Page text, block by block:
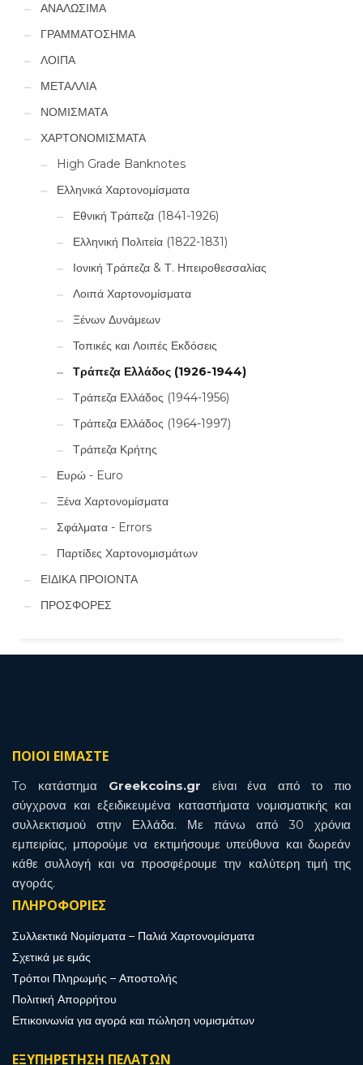
ΑΝΑΛΩΣΙΜΑ
ΓΡΑΜΜΑΤΟΣΗΜΑ
ΛΟΙΠΑ
ΜΕΤΑΛΛΙΑ
ΝΟΜΙΣΜΑΤΑ
ΧΑΡΤΟΝΟΜΙΣΜΑΤΑ
High Grade Banknotes
Ελληνικά Χαρτονομίσματα
Εθνική Τράπεζα (1841-1926)
Ελληνική Πολιτεία (1822-1831)
Ιονική Τράπεζα & Τ. Ηπειροθεσσαλίας
Λοιπά Χαρτονομίσματα
Ξένων Δυνάμεων
Τοπικές και Λοιπές Εκδόσεις
Τράπεζα Ελλάδος (1926-1944)
Τράπεζα Ελλάδος (1944-1956)
Τράπεζα Ελλάδος (1964-1997)
Τράπεζα Κρήτης
Ευρώ - Euro
Ξένα Χαρτονομίσματα
Σφάλματα - Errors
Παρτίδες Χαρτονομισμάτων
ΕΙΔΙΚΑ ΠΡΟΙΟΝΤΑ
ΠΡΟΣΦΟΡΕΣ
ΠΟΙΟΙ ΕΙΜΑΣΤΕ
To κατάστημα Greekcoins.gr είναι ένα από το πιο
σύγχρονα και εξειδικευμένα καταστήματα νομισματικής και
συλλεκτισμού στην Ελλάδα. Με πάνω από 30 χρόνια
εμπειρίας, μπορούμε να εκτιμήσουμε υπεύθυνα και δωρεάν
κάθε συλλογή και να προσφέρουμε την καλύτερη τιμή της
αγοράς.
ΠΛΗΡΟΦΟΡΙΕΣ
Συλλεκτικά Νομίσματα – Παλιά Χαρτονομίσματα
Σχετικά με εμάς
Τρόποι Πληρωμής – Αποστολής
Πολιτική Απορρήτου
Επικοινωνία για αγορά και πώληση νομισμάτων
ΕΞΥΠΗΡΕΤΗΣΗ ΠΕΛΑΤΩΝ